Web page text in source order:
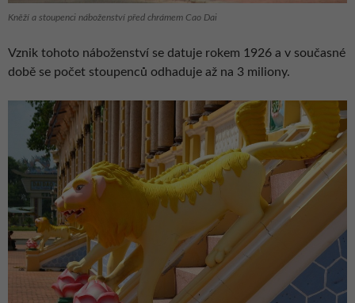
Kněží a stoupenci náboženství před chrámem Cao Dai
Vznik tohoto náboženství se datuje rokem 1926 a v současné
době se počet stoupenců odhaduje až na 3 miliony.